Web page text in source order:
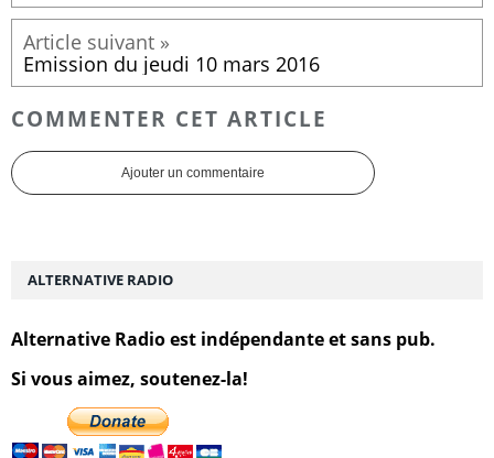
Emission du jeudi 10 mars 2016
COMMENTER CET ARTICLE
Ajouter un commentaire
ALTERNATIVE RADIO
Alternative Radio est indépendante et sans pub.
Si vous aimez, soutenez-la!